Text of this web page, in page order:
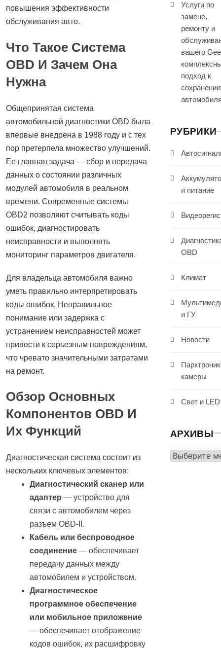
повышения эффективности
обслуживания авто.
Что Такое Система
OBD И Зачем Она
Нужна
Общепринятая система
автомобильной диагностики OBD была
впервые внедрена в 1988 году и с тех
пор претерпела множество улучшений.
Ее главная задача — сбор и передача
данных о состоянии различных
модулей автомобиля в реальном
времени. Современные системы
OBD2 позволяют считывать коды
ошибок, диагностировать
неисправности и выполнять
мониторинг параметров двигателя.
Для владельца автомобиля важно
уметь правильно интерпретировать
коды ошибок. Неправильное
понимание или задержка с
устранением неисправностей может
привести к серьезным повреждениям,
что чревато значительными затратами
на ремонт.
Обзор Основных
Компонентов OBD И
Их Функций
Диагностическая система состоит из
нескольких ключевых элементов:
Диагностический сканер или
адаптер — устройство для
связи с автомобилем через
разъем OBD-II.
Кабель или беспроводное
соединение — обеспечивает
передачу данных между
автомобилем и устройством.
Диагностическое
программное обеспечение
или мобильное приложение
— обеспечивает отображение
кодов ошибок, их расшифровку
Услуги по
замене,
ремонту и
вашего
подход к
РУБРИКИ
и питание
OBD
Климат
и ГУ
Новости
камеры
Свет и LED
АРХИВЫ
Архивы